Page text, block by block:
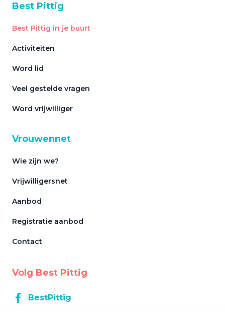
Best Pittig
Best Pittig in je buurt
Activiteiten
Word lid
Veel gestelde vragen
Word vrijwilliger
Vrouwennet
Wie zijn we?
Vrijwilligersnet
Aanbod
Registratie aanbod
Contact
Volg Best Pittig
BestPittig